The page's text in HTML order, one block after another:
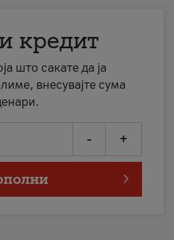
кредит
што сакате да ја
внесувајте сума
- +